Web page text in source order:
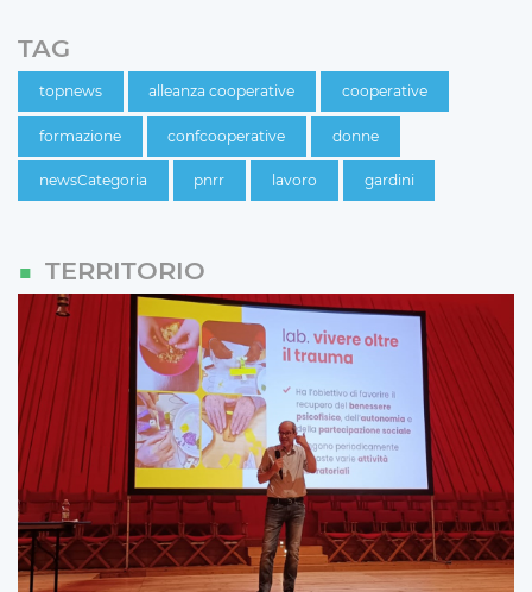
TAG
topnews alleanza cooperative cooperative
formazione confcooperative donne
newsCategoria pnrr lavoro gardini
TERRITORIO